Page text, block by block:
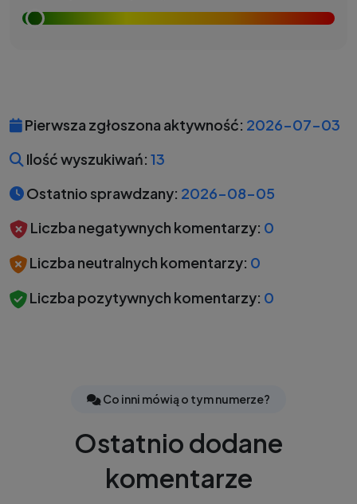
Pierwsza zgłoszona aktywność: 2026-07-03
Ilość wyszukiwań: 13
Ostatnio sprawdzany: 2026-08-05
Liczba negatywnych komentarzy: 0
Liczba neutralnych komentarzy: 0
Liczba pozytywnych komentarzy: 0
Co inni mówią o tym numerze?
Ostatnio dodane
komentarze